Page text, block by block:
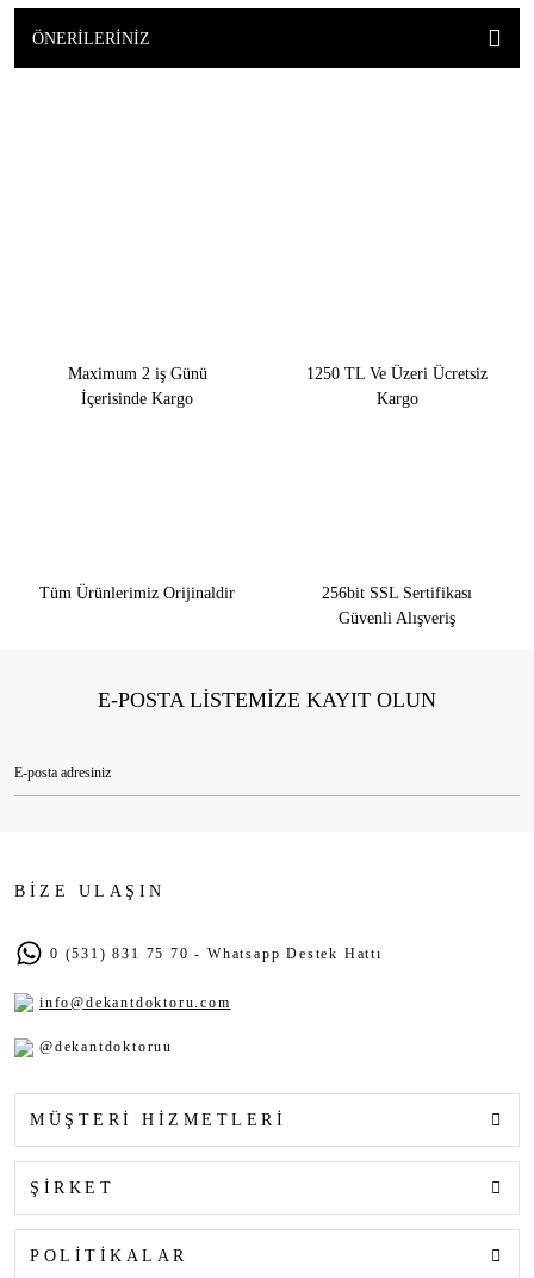
ÖNERILERINIZ
Maximum 2 iş Günü
İçerisinde Kargo
1250 TL Ve Üzeri Ücretsiz
Kargo
Tüm Ürünlerimiz Orijinaldir
256bit SSL Sertifikası
Güvenli Alışveriş
E-POSTA LİSTEMİZE KAYIT OLUN
BİZE ULAŞIN
0 (531) 831 75 70 - Whatsapp Destek Hattı
info@dekantdoktoru.com
@dekantdoktoruu
MÜŞTERİ HİZMETLERİ
ŞİRKET
POLİTİKALAR